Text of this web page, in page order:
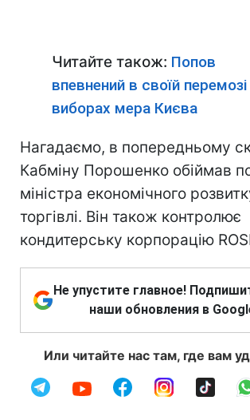
Читайте також: Попов
впевнений в своїй
виборах мера Києва
Нагадаємо, в попередньому
Кабміну Порошенко обіймав
міністра економічного
торгівлі. Він також контролює
кондитерську корпорацію
Не упустите главное!
наши обновления в
Или читайте нас там, где вам